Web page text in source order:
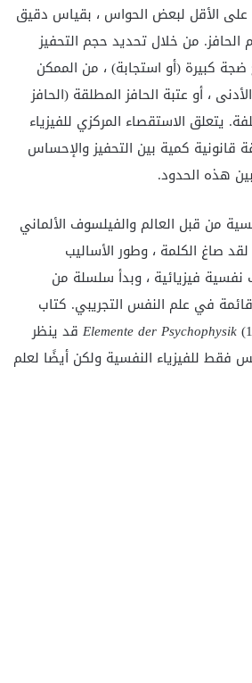
على الأقل لبعض الحواس ، بقياس دقيق
من خلال تحديد حجم التحفيز
كبيرة (أو استجابة) ، من الممكن
، أو عتبة الحافز المطلقة (الحافز
يتعلق الاستقصاء المركزي للفيزياء
قانونية كمية بين التحفيز والإحساس
هذه الحدود.
من قبل العالم والفيلسوف الألماني
صاغ الكلمة ، وطور الأساليب
نفسية فيزيائية ، وبدأ سلسلة من
قائمة في علم النفس التجريبي. كتاب
Elemente der Psychophysik (1860) قد ينظر
فقط للفيزياء النفسية ولكن أيضًا لعلم